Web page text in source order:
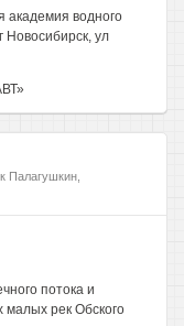
академия водного
ул
Палагушкин,
потока и
малых рек Обского